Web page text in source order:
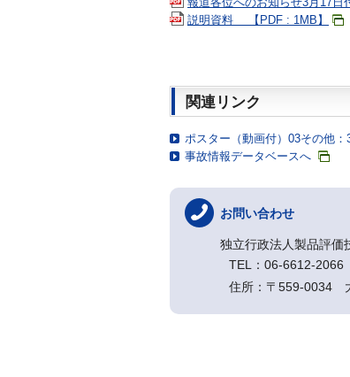
説明資料 【PDF : 1MB】
関連リンク
ポスター（動画付）03その他
事故情報データベースへ
お問い合わせ
独立行政法人製品評
TEL：06-6612-
住所：〒559-0034